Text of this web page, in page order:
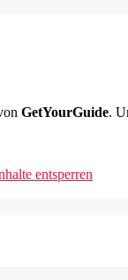
GetYourGuide.
entsperren